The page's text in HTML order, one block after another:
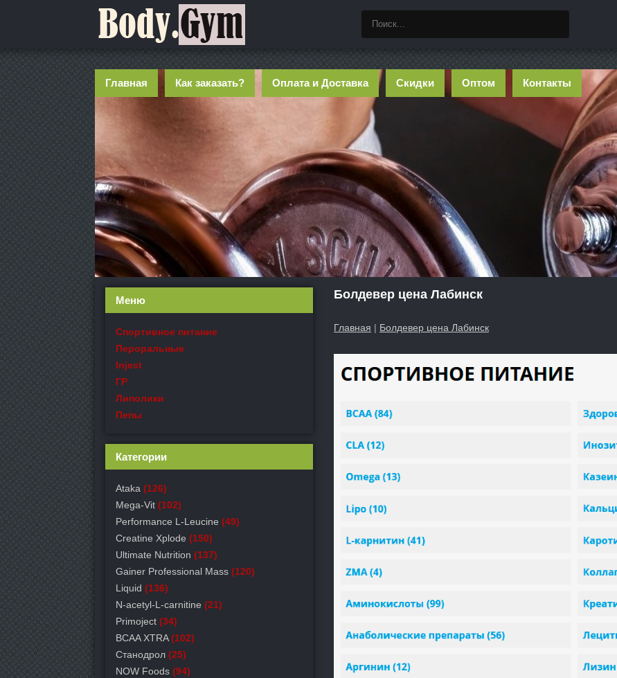
Главная Как заказать? Оплата и Доставка Скидки Оптом Контакты
Болдевер цена Лабинск
Главная | Болдевер цена Лабинск
Меню
Спортивное питание
Пероральные
Inject
ГР
Липолики
Пепы
Категории
Ataka (126)
Mega-Vit (102)
Performance L-Leucine (49)
Creatine Xplode (150)
Ultimate Nutrition (137)
Gainer Professional Mass (120)
Liquid (136)
N-acetyl-L-carnitine (21)
Primoject (34)
BCAA XTRA (102)
Станодрол (25)
NOW Foods (94)